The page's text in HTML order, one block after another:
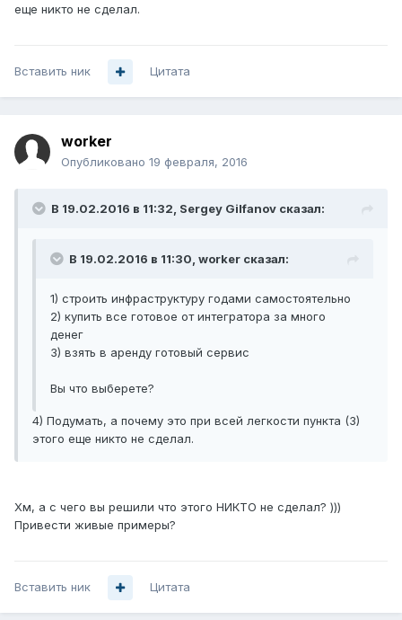
еще никто не сделал.
Вставить ник Цитата
worker
Опубликовано 19 февраля, 2016
В 19.02.2016 в 11:32, Sergey Gilfanov сказал:
В 19.02.2016 в 11:30, worker сказал:
1) строить инфраструктуру годами самостоятельно
2) купить все готовое от интегратора за много
денег
3) взять в аренду готовый сервис
Вы что выберете?
4) Подумать, а почему это при всей легкости пункта (3)
этого еще никто не сделал.
Хм, а с чего вы решили что этого НИКТО не сделал? )))
Привести живые примеры?
Вставить ник Цитата